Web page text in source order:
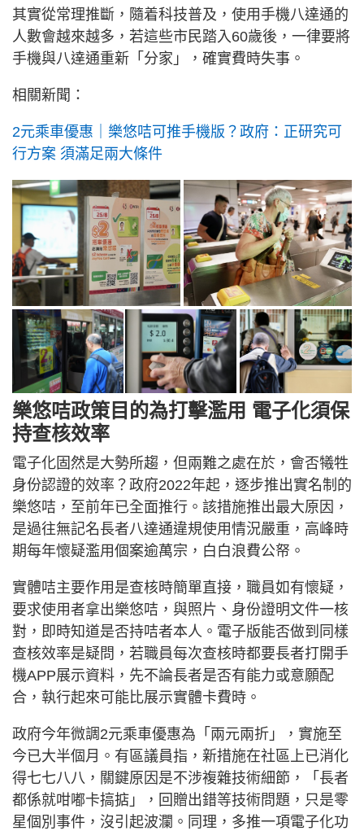
其實從常理推斷，隨着科技普及，使用手機八達通的
人數會越來越多，若這些市民踏入60歲後，一律要將
手機與八達通重新「分家」，確實費時失事。
相關新聞：
2元乘車優惠｜樂悠咭可推手機版？政府：正研究可
行方案 須滿足兩大條件
樂悠咭政策目的為打擊濫用 電子化須保
持查核效率
電子化固然是大勢所趨，但兩難之處在於，會否犧牲
身份認證的效率？政府2022年起，逐步推出實名制的
樂悠咭，至前年已全面推行。該措施推出最大原因，
是過往無記名長者八達通違規使用情況嚴重，高峰時
期每年懷疑濫用個案逾萬宗，白白浪費公帑。
實體咭主要作用是查核時簡單直接，職員如有懷疑，
要求使用者拿出樂悠咭，與照片、身份證明文件一核
對，即時知道是否持咭者本人。電子版能否做到同樣
查核效率是疑問，若職員每次查核時都要長者打開手
機APP展示資料，先不論長者是否有能力或意願配
合，執行起來可能比展示實體卡費時。
政府今年微調2元乘車優惠為「兩元兩折」，實施至
今已大半個月。有區議員指，新措施在社區上已消化
得七七八八，關鍵原因是不涉複雜技術細節，「長者
都係就咁嘟卡搞掂」，回贈出錯等技術問題，只是零
星個別事件，沒引起波瀾。同理，多推一項電子化功